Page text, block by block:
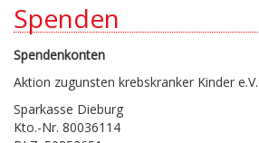
Spenden
Spendenkonten
Aktion zugunsten krebskranker Kinder e.V.
Sparkasse Dieburg
Kto.-Nr. 80036114